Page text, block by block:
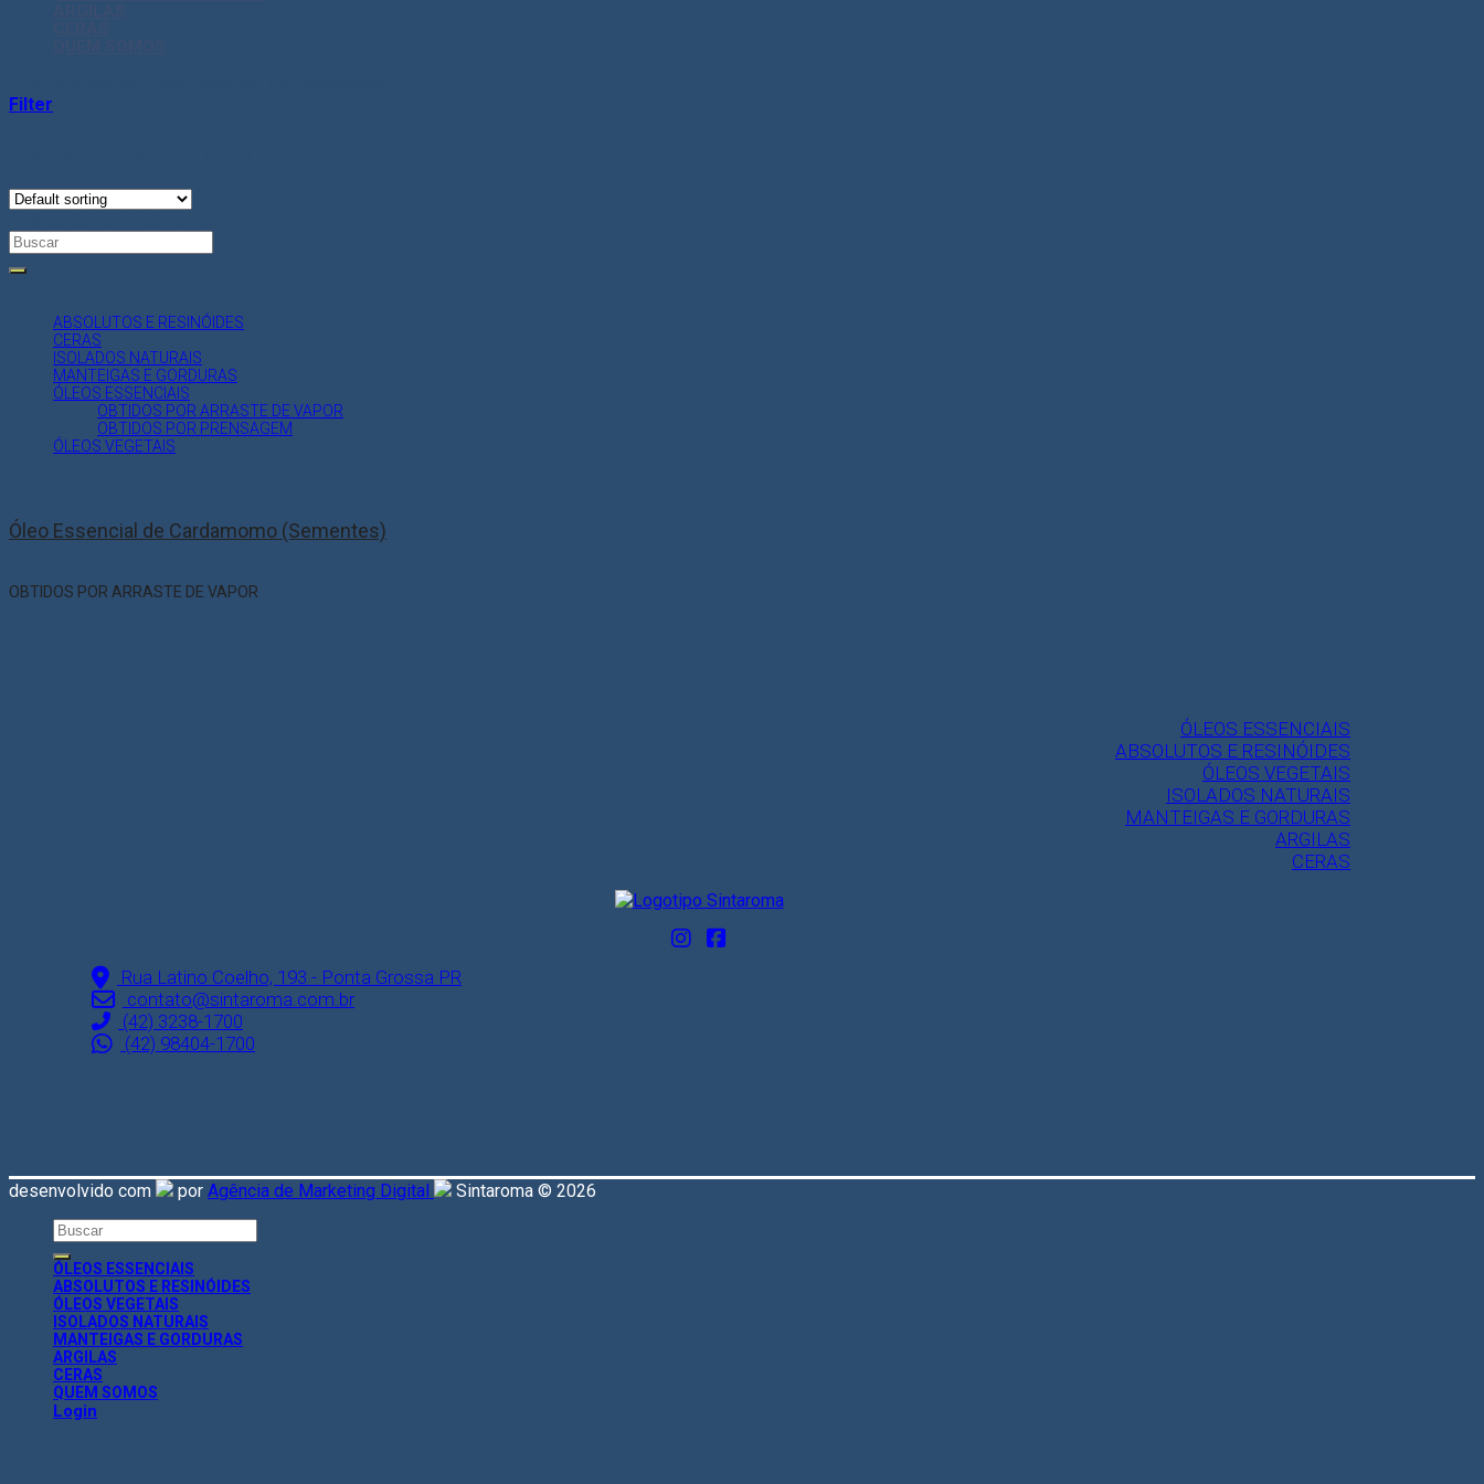
Filter
Search
for:
ABSOLUTOS E RESINÓIDES
CERAS
ISOLADOS NATURAIS
MANTEIGAS E GORDURAS
ÓLEOS ESSENCIAIS
OBTIDOS POR ARRASTE DE VAPOR
OBTIDOS POR PRENSAGEM
ÓLEOS VEGETAIS
OBTIDOS POR ARRASTE DE VAPOR
Óleo Essencial de Cardamomo (Sementes)
ÓLEOS ESSENCIAIS
ABSOLUTOS E RESINÓIDES
ÓLEOS VEGETAIS
ISOLADOS NATURAIS
MANTEIGAS E GORDURAS
ARGILAS
CERAS
Rua Latino Coelho, 193 - Ponta Grossa PR
contato@sintaroma.com.br
(42) 3238-1700
(42) 98404-1700
desenvolvido com por Agência de Marketing Digital Sintaroma © 2026
Search
for:
ÓLEOS ESSENCIAIS
ABSOLUTOS E RESINÓIDES
ÓLEOS VEGETAIS
ISOLADOS NATURAIS
MANTEIGAS E GORDURAS
ARGILAS
CERAS
QUEM SOMOS
Login